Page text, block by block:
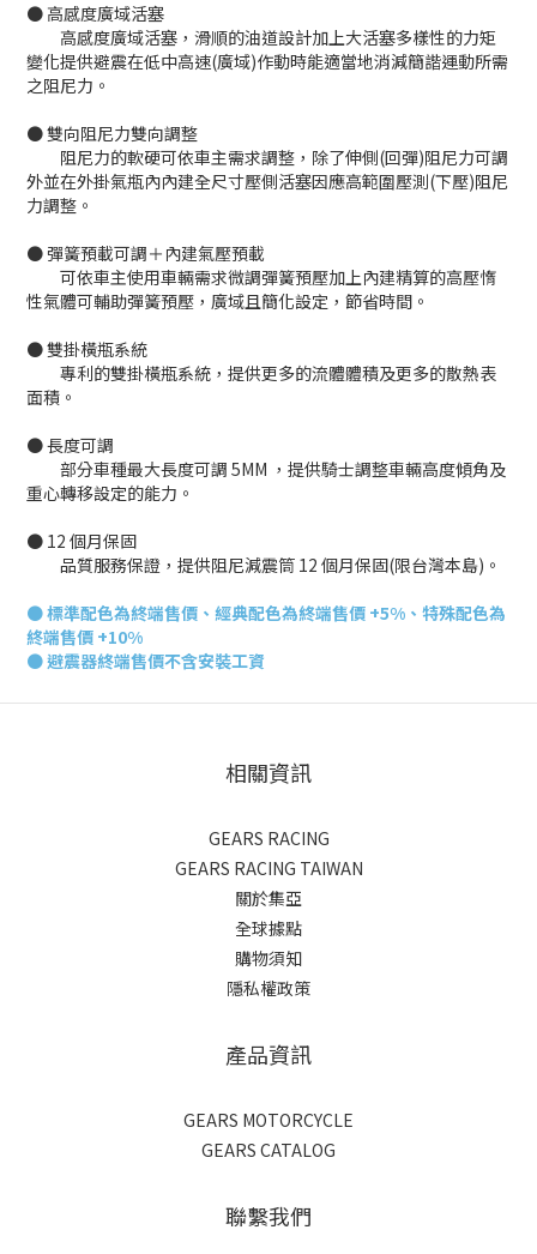
● 高感度廣域活塞
高感度廣域活塞，滑順的油道設計加上大活塞多樣性的力矩
變化提供避震在低中高速(廣域)作動時能適當地消減簡諧運動所需
之阻尼力。
● 雙向阻尼力雙向調整
阻尼力的軟硬可依車主需求調整，除了伸側(回彈)阻尼力可調
外並在外掛氣瓶內內建全尺寸壓側活塞因應高範圍壓測(下壓)阻尼
力調整。
● 彈簧預載可調＋內建氣壓預載
可依車主使用車輛需求微調彈簧預壓加上內建精算的高壓惰
性氣體可輔助彈簧預壓，廣域且簡化設定，節省時間。
● 雙掛橫瓶系統
專利的雙掛橫瓶系統，提供更多的流體體積及更多的散熱表
面積。
● 長度可調
部分車種最大長度可調 5MM ，提供騎士調整車輛高度傾角及
重心轉移設定的能力。
● 12 個月保固
品質服務保證，提供阻尼減震筒 12 個月保固(限台灣本島)。
●標準配色為終端售價、經典配色為終端售價 +5%、特殊配色為
終端售價 +10%
● 避震器終端售價不含安裝工資
相關資訊
GEARS RACING
GEARS RACING TAIWAN
關於集亞
全球據點
購物須知
隱私權政策
產品資訊
GEARS MOTORCYCLE
GEARS CATALOG
聯繫我們